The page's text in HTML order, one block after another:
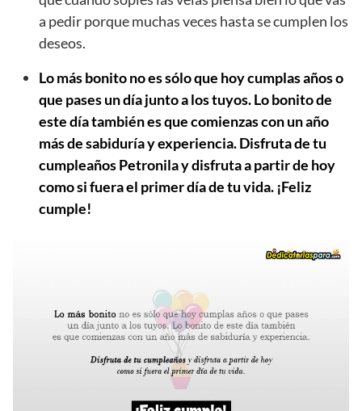
a pedir porque muchas veces hasta se cumplen los
deseos.
Lo más bonito no es sólo que hoy cumplas años o
que pases un día junto a los tuyos. Lo bonito de
este día también es que comienzas con un año
más de sabiduría y experiencia. Disfruta de tu
cumpleaños Petronila y disfruta a partir de hoy
como si fuera el primer día de tu vida. ¡Feliz
cumple!